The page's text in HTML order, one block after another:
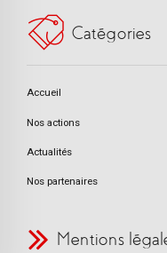
Catégories
Accueil
Nos actions
Actualités
Nos partenaires
Mentions